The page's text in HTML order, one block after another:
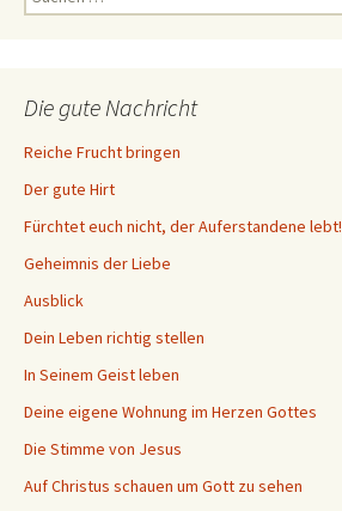
nach:
Die gute Nachricht
Reiche Frucht bringen
Der gute Hirt
Fürchtet euch nicht, der Auferstandene lebt!
Geheimnis der Liebe
Ausblick
Dein Leben richtig stellen
In Seinem Geist leben
Deine eigene Wohnung im Herzen Gottes
Die Stimme von Jesus
Auf Christus schauen um Gott zu sehen